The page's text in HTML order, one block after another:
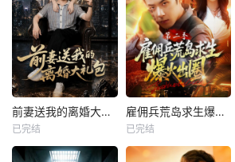
前妻送我的离婚大礼包
已完结
雇佣兵荒岛求生爆火出圈第二季
已完结